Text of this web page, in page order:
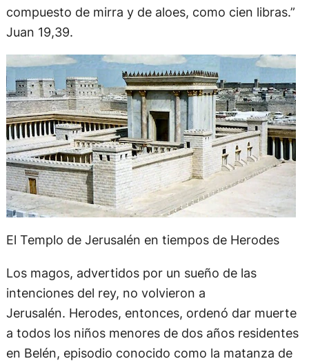
compuesto de mirra y de aloes, como cien libras.”
Juan 19,39.
El Templo de Jerusalén en tiempos de Herodes
Los magos, advertidos por un sueño de las
intenciones del rey, no volvieron a
Jerusalén. Herodes, entonces, ordenó dar muerte
a todos los niños menores de dos años residentes
en Belén, episodio conocido como la matanza de